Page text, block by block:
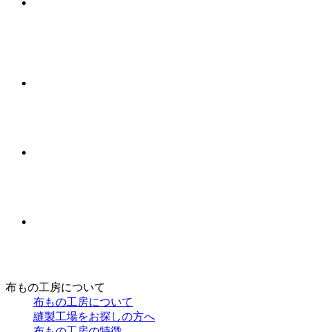
布もの工房について
布もの工房について
縫製工場をお探しの方へ